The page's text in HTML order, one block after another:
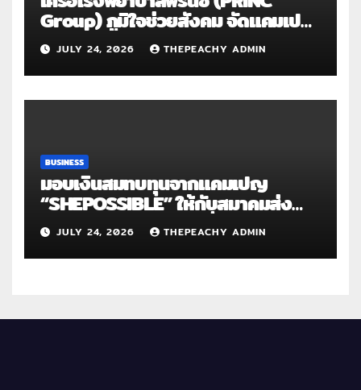
Group) ภูมิใจช่วยสังคม จัดแคมเปญ
ใหญ่ระดับประเทศ “PRINC ผสาน :
สานต่อการให้ไม่สิ้นสุด”
JULY 24, 2026 THEPEACHY ADMIN
BUSINESS
มอบเงินสมทบทุนจากแคมเปญ
“SHEPOSSIBLE” ให้กับสมาคมส่ง
เสริมสถานภาพสตรีฯ เนื่องในวันสตรี
สากล 2569
JULY 24, 2026 THEPEACHY ADMIN